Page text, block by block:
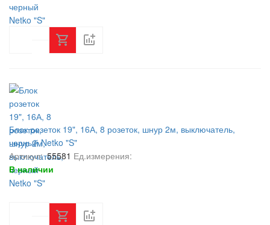
Блок розеток 19", 16А, 8 розеток, шнур 2м, выключатель,
черный Netko "S"
Артикул: 55581 Ед.измерения:
В наличии